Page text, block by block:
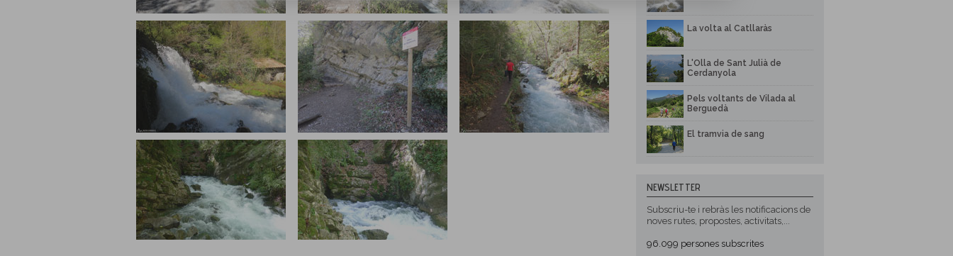
La volta al Catllaràs
L'Olla de Sant Julià de
Cerdanyola
Pels voltants de Vilada al
Berguedà
El tramvia de sang
NEWSLETTER
Subscriu-te i rebràs les notificacions de
noves rutes, propostes, activitats,...
96.099 persones subscrites